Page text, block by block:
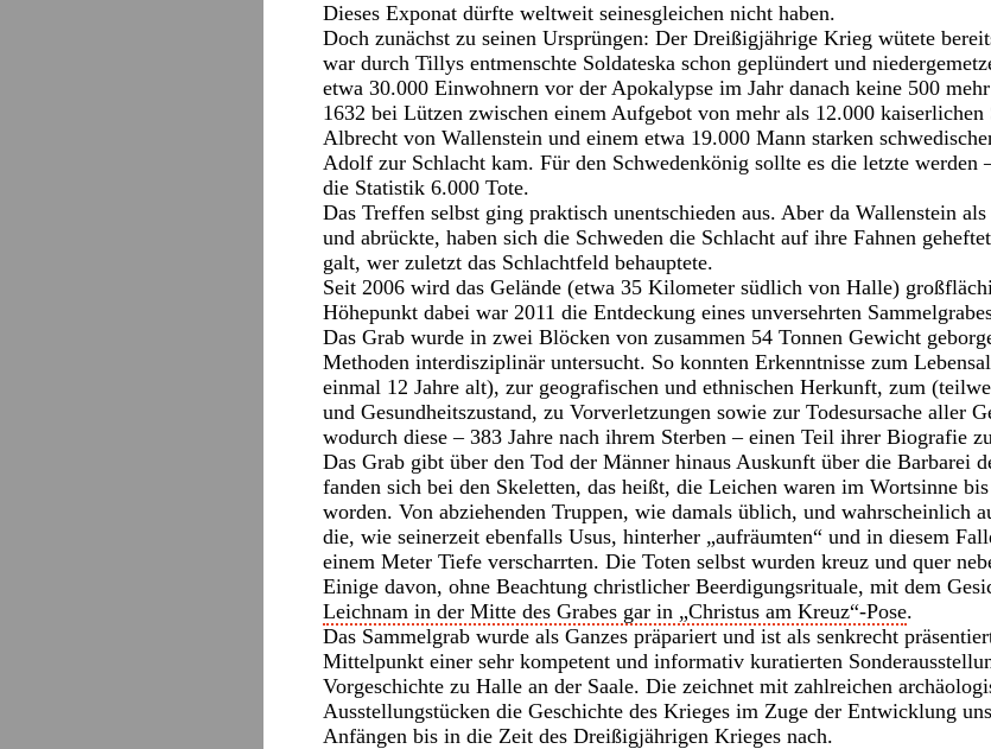
Dieses Exponat dürfte weltweit seinesgleichen nicht haben.
Doch zunächst zu seinen Ursprüngen: Der Dreißigjährige Krieg wütete
war durch Tillys entmenschte Soldateska schon geplündert und
etwa 30.000 Einwohnern vor der Apokalypse im Jahr danach keine 500
1632 bei Lützen zwischen einem Aufgebot von mehr als 12.000 kaiserlichen
Albrecht von Wallenstein und einem etwa 19.000 Mann starken
Adolf zur Schlacht kam. Für den Schwedenkönig sollte es die letzte werden
die Statistik 6.000 Tote.
Das Treffen selbst ging praktisch unentschieden aus. Aber da Wallenstein
und abrückte, haben sich die Schweden die Schlacht auf ihre Fahnen
galt, wer zuletzt das Schlachtfeld behauptete.
Seit 2006 wird das Gelände (etwa 35 Kilometer südlich von Halle)
Höhepunkt dabei war 2011 die Entdeckung eines unversehrten
Das Grab wurde in zwei Blöcken von zusammen 54 Tonnen Gewicht
Methoden interdisziplinär untersucht. So konnten Erkenntnisse zum
einmal 12 Jahre alt), zur geografischen und ethnischen Herkunft, zum
und Gesundheitszustand, zu Vorverletzungen sowie zur Todesursache aller
wodurch diese – 383 Jahre nach ihrem Sterben – einen Teil ihrer Biografie
Das Grab gibt über den Tod der Männer hinaus Auskunft über die Barbarei
fanden sich bei den Skeletten, das heißt, die Leichen waren im Wortsinne
worden. Von abziehenden Truppen, wie damals üblich, und wahrscheinlich
die, wie seinerzeit ebenfalls Usus, hinterher „aufräumten“ und in diesem
einem Meter Tiefe verscharrten. Die Toten selbst wurden kreuz und quer
Einige davon, ohne Beachtung christlicher Beerdigungsrituale, mit dem
Leichnam in der Mitte des Grabes gar in „Christus am Kreuz“-Pose.
Das Sammelgrab wurde als Ganzes präpariert und ist als senkrecht
Mittelpunkt einer sehr kompetent und informativ kuratierten
Vorgeschichte zu Halle an der Saale. Die zeichnet mit zahlreichen
Ausstellungstücken die Geschichte des Krieges im Zuge der Entwicklung
Anfängen bis in die Zeit des Dreißigjährigen Krieges nach.